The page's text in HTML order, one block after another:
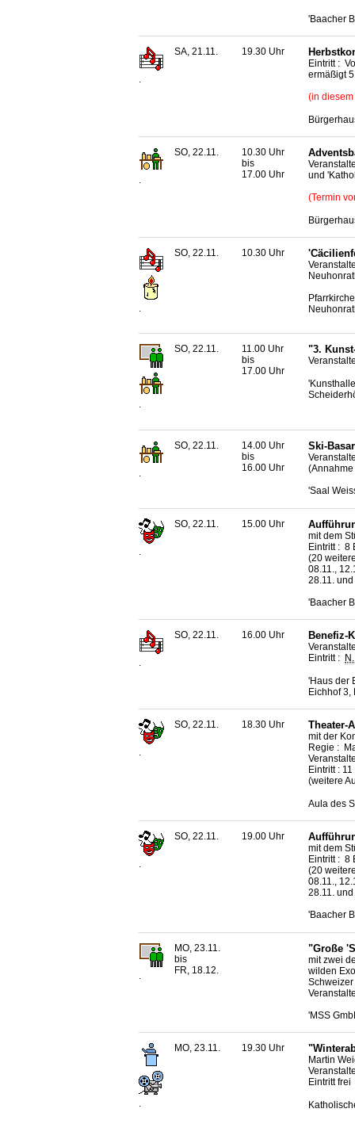
'Baacher
.
SA, 21.11. 19.30 Uhr
Eintritt :
ermäßigt
(in
.
SO, 22.11.
10.30 Uhr
bis
17.00 Uhr
und
(Termin
.
SO, 22.11. 10.30 Uhr
.
SO, 22.11.
11.00 Uhr
bis
17.00 Uhr
"3.
SO, 22.11.
14.00 Uhr
bis
16.00 Uhr
Ski-
'Saal
SO, 22.11. 15.00 Uhr
mit dem
Eintritt : 8
(20
08.11.,
28.11.
'Baacher
.
SO, 22.11. 16.00 Uhr Benefiz-
Eintritt :
'Haus der
Eichhof 3,
.
SO, 22.11. 18.30 Uhr Theater-
mit der
Regie :
Eintritt :
(weitere
Aula des
.
SO, 22.11. 19.00 Uhr
mit dem
Eintritt : 8
(20
08.11.,
28.11.
'Baacher
MO, 23.11.
bis
FR, 18.12.
"Große
mit zwei
wilden
'MSS
.
MO, 23.11. 19.30 Uhr
Martin
Eintritt frei